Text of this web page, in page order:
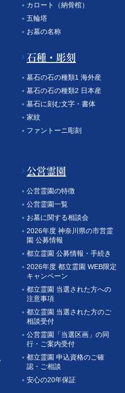
カロート（納骨棺）
五輪塔
お墓の名称
石種・彫刻
墓石の石の種類1 海外産
墓石の石の種類2 日本産
墓石に刻む文字・書体
家紋
ファントーニ彫刻
公営霊園
公営霊園の特徴
公営霊園一覧
お墓に関する相談会
2026年度 神奈川県の市営霊
園 公募情報
都立霊園 公募情報・手続き
2026年度 都立霊園 WEB限定
キャンペーン
都立霊園 当選された方への
注意事項
都立霊園 当選された方のご
相談受付
公営霊園「当選区画」の同
行・ご案内受付
都立霊園 申込資格のご確
認・ご相談
安心の20年保証